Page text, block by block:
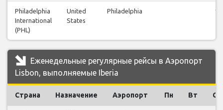
Philadelphia
International
(PHL)
United
States
Philadelphia 12
Еженедельные регулярные рейсы в Аэропорт
Lisbon, выполняемые Iberia
Страна Назначение Аэропорт Пн Вт Ср